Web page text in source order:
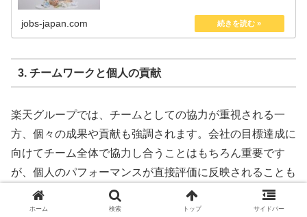
jobs-japan.com
3. チームワークと個人の貢献
楽天グループでは、チームとしての協力が重視される一
方、個々の成果や貢献も強調されます。会社の目標達成に
向けてチーム全体で協力し合うことはもちろん重要です
が、個人のパフォーマンスが直接評価に反映されることも
少なくありません。特に成果主義が強いため、自分自身の
努力や結果がしっかりと評価されます。
ホーム 検索 トップ サイドバー